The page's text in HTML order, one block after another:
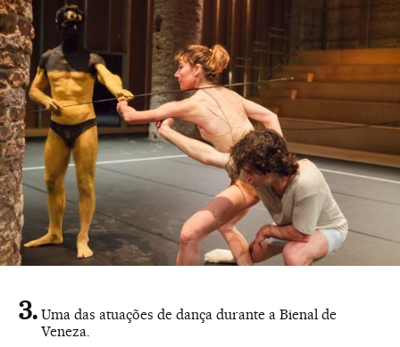
Uma das atuações de dança durante a Bienal de
Veneza.